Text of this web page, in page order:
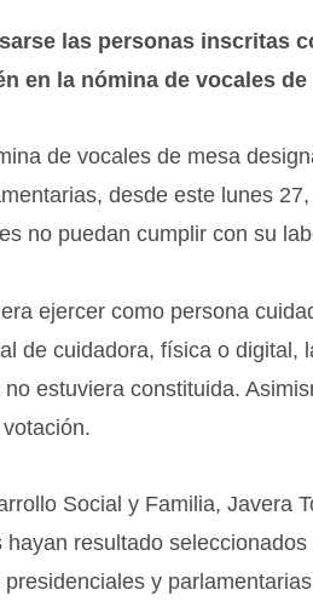
las personas inscritas
en la nómina de vocales
de vocales de mesa
desde este lunes
no puedan cumplir con su
ejercer como persona
de cuidadora, física o
estuviera constituida.
Social y Familia, Javera
resultado
y